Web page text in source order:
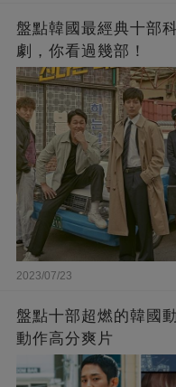
盤點韓國最經典十部
劇，你看過幾部！
2023/07/23
盤點十部超燃的韓國
動作高分爽片